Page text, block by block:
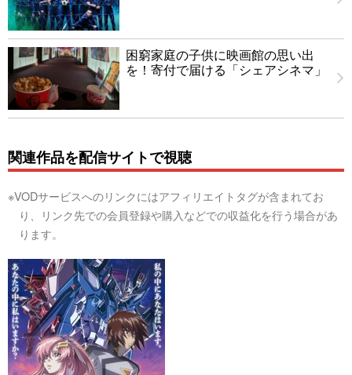
困窮家庭の子供に映画館の思い出
を！寄付で届ける「シェアシネマ」
関連作品を配信サイトで視聴
※VODサービスへのリンクにはアフィリエイトタグが含まれてお
り、リンク先での会員登録や購入などでの収益化を行う場合があ
ります。